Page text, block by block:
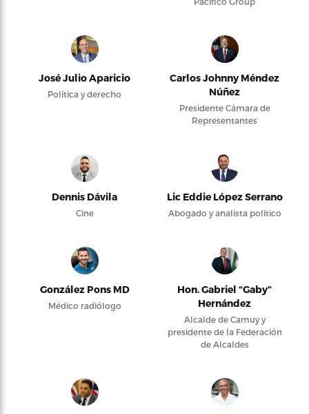
José Julio Aparicio
Política y derecho
Carlos Johnny Méndez
Núñez
Presidente Cámara de
Representantes
Dennis Dávila
Cine
Lic Eddie López Serrano
Abogado y analista político
González Pons MD
Médico radiólogo
Hon. Gabriel “Gaby”
Hernández
Alcalde de Camuy y
presidente de la Federación
de Alcaldes